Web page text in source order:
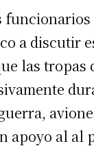
a discutir
las tropas
apoyo al al